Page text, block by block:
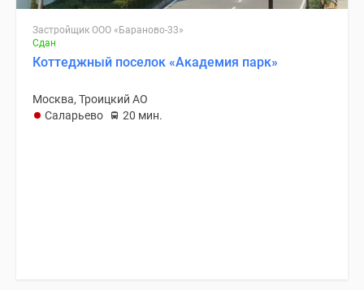
Застройщик ООО «Бараново-33»
Сдан
Коттеджный поселок «Академия парк»
Москва, Троицкий АО
Саларьево
20 мин.